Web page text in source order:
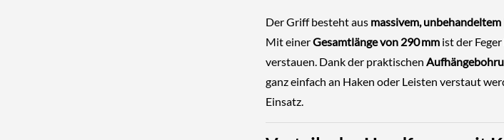
Der Griff besteht aus massivem, unbehandeltem
Mit einerGesamtlänge von 290 mm ist der
verstauen. Dank der praktischen
ganz einfach an Haken oder Leisten verstaut
Einsatz.